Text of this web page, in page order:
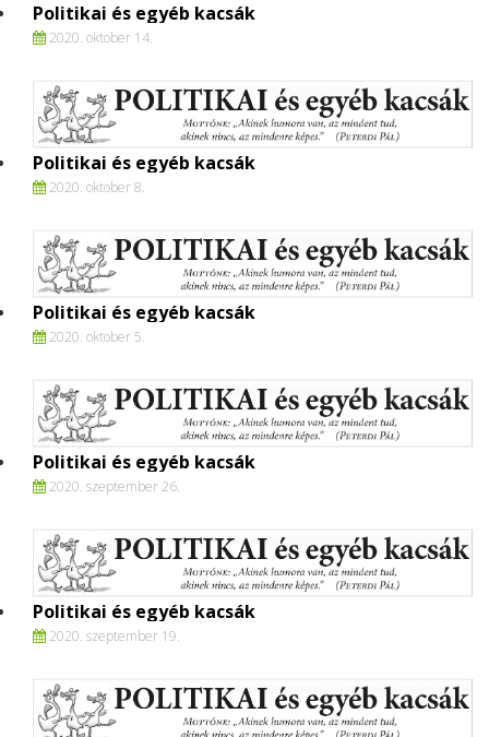
Politikai és egyéb kacsák
2020. oktober 14.
Politikai és egyéb kacsák
2020. oktober 8.
Politikai és egyéb kacsák
2020. oktober 5.
Politikai és egyéb kacsák
2020. szeptember 26.
Politikai és egyéb kacsák
2020. szeptember 19.